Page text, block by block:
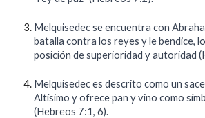
Melquisedec se encuentra con
batalla contra los reyes y le bendice,
posición de superioridad y autoridad
Melquisedec es descrito como un
Altísimo y ofrece pan y vino como
(Hebreos 7:1, 6).